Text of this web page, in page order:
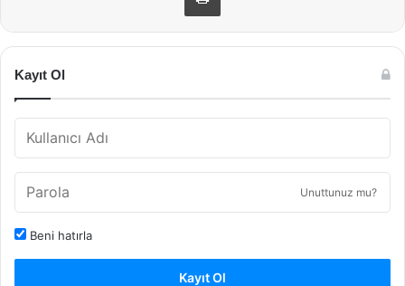
Kayıt Ol
Unuttunuz mu?
Beni hatırla
Kayıt Ol